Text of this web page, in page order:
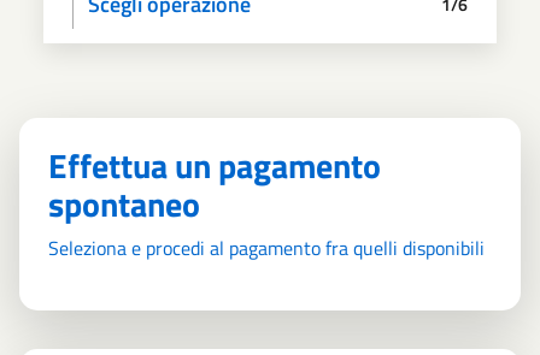
Informativa privacy
Scegli il pagamento
Dati anagrafici
Paga
Riepilogo
Effettua un pagamento
spontaneo
Seleziona e procedi al pagamento fra quelli disponibili